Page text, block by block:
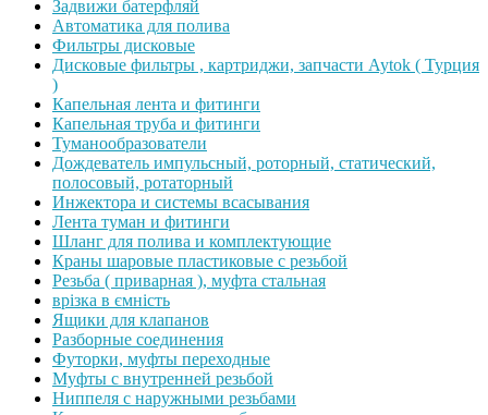
Задвижи батерфляй
Автоматика для полива
Фильтры дисковые
Дисковые фильтры , картриджи, запчасти Aytok ( Турция
)
Капельная лента и фитинги
Капельная труба и фитинги
Туманообразователи
Дождеватель импульсный, роторный, статический,
полосовый, ротаторный
Инжектора и системы всасывания
Лента туман и фитинги
Шланг для полива и комплектующие
Краны шаровые пластиковые с резьбой
Резьба ( приварная ), муфта стальная
врізка в ємність
Ящики для клапанов
Разборные соединения
Футорки, муфты переходные
Муфты с внутренней резьбой
Ниппеля с наружными резьбами